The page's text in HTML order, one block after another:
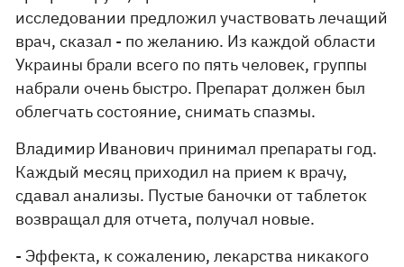
исследовании предложил участвовать лечащий
врач, сказал - по желанию. Из каждой области
Украины брали всего по пять человек, группы
набрали очень быстро. Препарат должен был
облегчать состояние, снимать спазмы.
Владимир Иванович принимал препараты год.
Каждый месяц приходил на прием к врачу,
сдавал анализы. Пустые баночки от таблеток
возвращал для отчета, получал новые.
- Эффекта, к сожалению, лекарства никакого